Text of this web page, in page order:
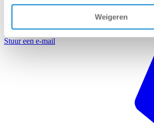
Weigeren
Stuur een e-mail